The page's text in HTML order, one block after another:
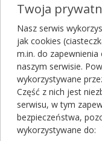
Twoja
Nasz serwis
jak cookies
m.in. do
naszym serwisie.
wykorzystywane
Część z nich jest
serwisu, w tym
bezpieczeństwa,
wykorzystywane do: